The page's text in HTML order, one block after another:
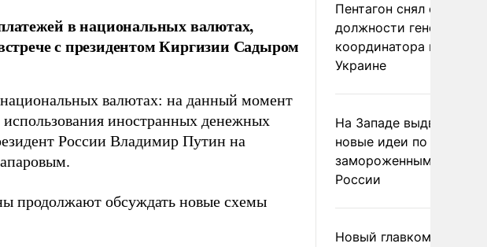
в национальных валютах,
с президентом Киргизии Садыром
валютах: на данный момент
иностранных денежных
России Владимир Путин на
продолжают обсуждать новые схемы
Пентагон снял с
должности генерала-
координатора помощи
Украине
На Западе выдвинули
новые идеи по
замороженным
России
Новый главком ВСУ